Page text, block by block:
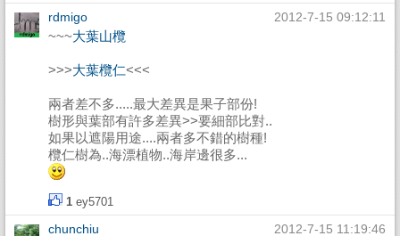
rdmigo 2012-7-15 09:12:11
~~~大葉山欖
>>>大葉欖仁<<<
兩者差不多.....最大差異是果子部份!
樹形與葉部有許多差異>>要細部比對..
如果以遮陽用途....兩者多不錯的樹種!
欖仁樹為..海漂植物..海岸邊很多...
1 ey5701
chunchiu 2012-7-15 11:19:46